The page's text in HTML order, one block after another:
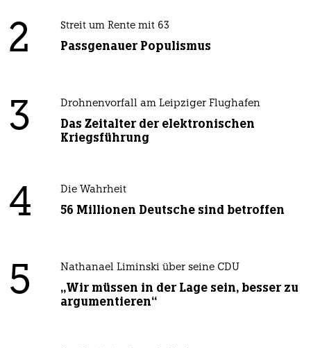
2 Streit um Rente mit 63
Passgenauer Populismus
3 Drohnenvorfall am Leipziger Flughafen
Das Zeitalter der elektronischen
Kriegsführung
4 Die Wahrheit
56 Millionen Deutsche sind betroffen
5 Nathanael Liminski über seine CDU
„Wir müssen in der Lage sein, besser zu
argumentieren“